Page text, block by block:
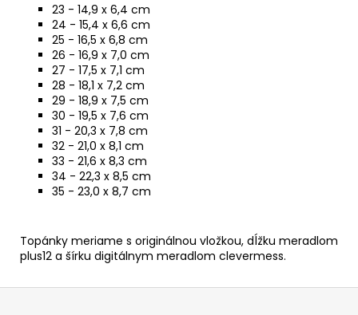
23 - 14,9 x 6,4 cm
24 - 15,4 x 6,6 cm
25 - 16,5 x 6,8 cm
26 - 16,9 x 7,0 cm
27 - 17,5 x 7,1 cm
28 - 18,1 x 7,2 cm
29 - 18,9 x 7,5 cm
30 - 19,5 x 7,6 cm
31 - 20,3 x 7,8 cm
32 - 21,0 x 8,1 cm
33 - 21,6 x 8,3 cm
34 - 22,3 x 8,5 cm
35 - 23,0 x 8,7 cm
Topánky meriame s originálnou vložkou, dĺžku meradlom
plus12 a šírku digitálnym meradlom clevermess.
Z